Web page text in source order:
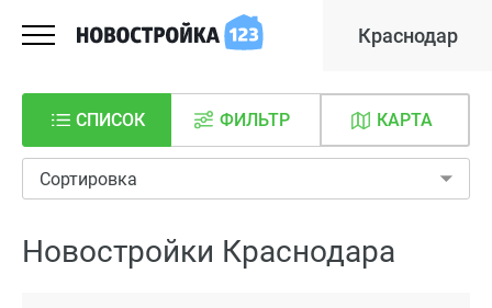
Краснодар
СПИСОК КАРТА
ФИЛЬТР
Сортировка
Новостройки Краснодара